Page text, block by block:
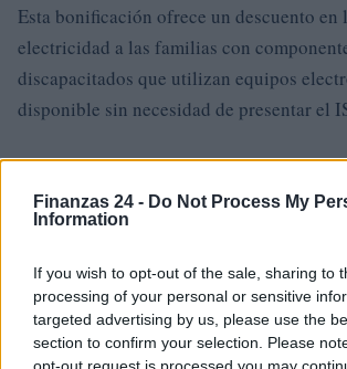
Finanzas 24 - Do Not Process My
Information
If you wish to opt-out of the sale, sharing to
processing of your personal or sensitive
targeted advertising by us, please use the
section to confirm your selection. Please
Esta bonificación ofrece un descuento en
electricidad a las familias con
discapacitados que utilizan equipos
disponible sin necesidad de presentar el
.
17. Exención de las tasas universitarias
mérito
Los estudiantes más merecedores
exención del pago de las tasas de